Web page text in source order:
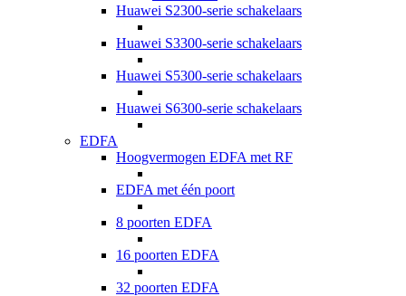
Huawei S2300-serie schakelaars
Huawei S3300-serie schakelaars
Huawei S5300-serie schakelaars
Huawei S6300-serie schakelaars
EDFA
Hoogvermogen EDFA met RF
EDFA met één poort
8 poorten EDFA
16 poorten EDFA
32 poorten EDFA